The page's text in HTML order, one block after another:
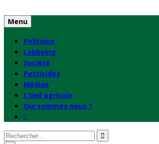
to
content
Menu
Politique
Lobbying
Société
Pesticides
Médias
L’oeil agricole
Qui sommes nous ?
Rechercher